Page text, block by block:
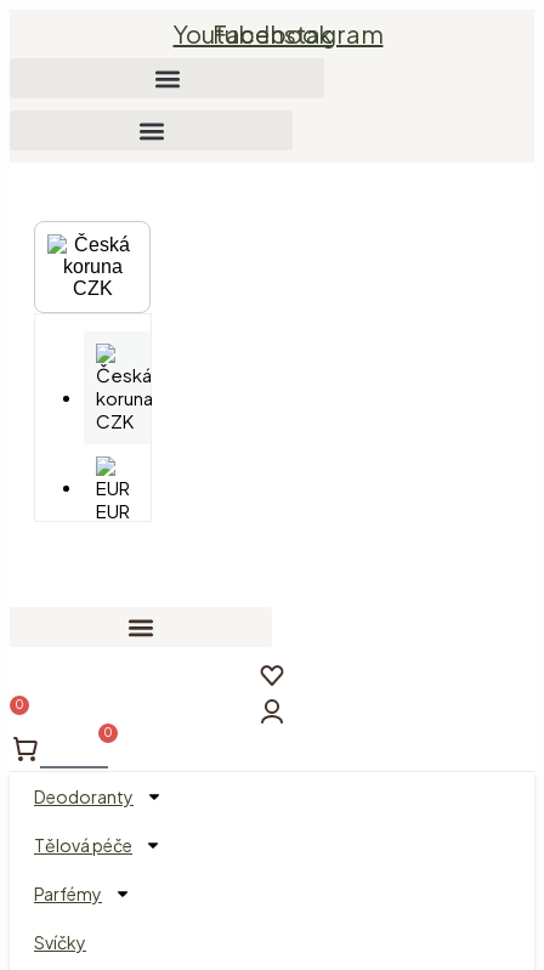
Youtube
Facebook
Instagram
CZK
CZK
EUR
0
Cart
Deodoranty
Tělová péče
Parfémy
Svíčky